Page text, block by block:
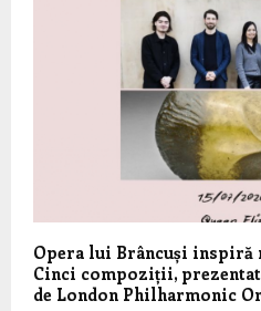
Opera lui Brâncuși
Cinci compoziții,
de London Philharmonic